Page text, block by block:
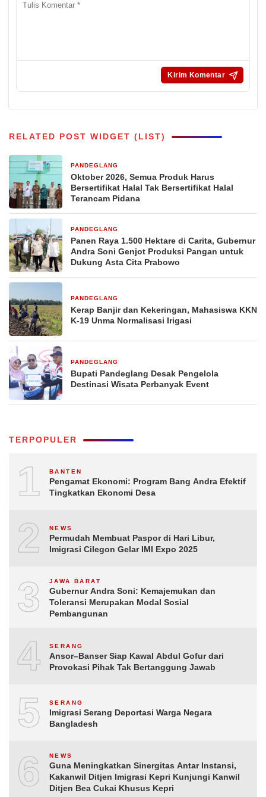
RELATED POST WIDGET (LIST)
PANDEGLANG
Oktober 2026, Semua Produk Harus
Bersertifikat Halal Tak Bersertifikat Halal
Terancam Pidana
PANDEGLANG
Panen Raya 1.500 Hektare di Carita, Gubernur
Andra Soni Genjot Produksi Pangan untuk
Dukung Asta Cita Prabowo
PANDEGLANG
Kerap Banjir dan Kekeringan, Mahasiswa KKN
K-19 Unma Normalisasi Irigasi
PANDEGLANG
Bupati Pandeglang Desak Pengelola
Destinasi Wisata Perbanyak Event
TERPOPULER
1 BANTEN
Pengamat Ekonomi: Program Bang Andra Efektif
Tingkatkan Ekonomi Desa
2 NEWS
Permudah Membuat Paspor di Hari Libur,
Imigrasi Cilegon Gelar IMI Expo 2025
3 JAWA BARAT
Gubernur Andra Soni: Kemajemukan dan
Toleransi Merupakan Modal Sosial
Pembangunan
4 SERANG
Ansor–Banser Siap Kawal Abdul Gofur dari
Provokasi Pihak Tak Bertanggung Jawab
5 SERANG
Imigrasi Serang Deportasi Warga Negara
Bangladesh
6 NEWS
Guna Meningkatkan Sinergitas Antar Instansi,
Kakanwil Ditjen Imigrasi Kepri Kunjungi Kanwil
Ditjen Bea Cukai Khusus Kepri